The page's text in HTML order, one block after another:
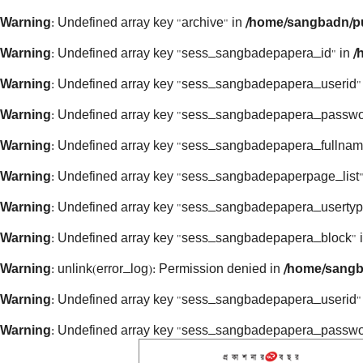
Warning: Undefined array key "archive" in /home/sangbadn/
Warning: Undefined array key "sess_sangbadepapera_id" in /
Warning: Undefined array key
Warning: Undefined array key
Warning: Undefined array key
Warning: Undefined array key
Warning: Undefined array key
Warning: Undefined array key "sess_sangbadepapera_block"
Warning: unlink(error_log): Permission denied in /home/
Warning: Undefined array key
Warning: Undefined array key